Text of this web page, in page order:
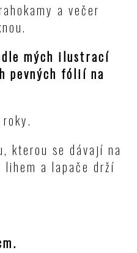
a večer
mých ilustrací
pevných fólií na
kterou se dávají na
a lapače drží